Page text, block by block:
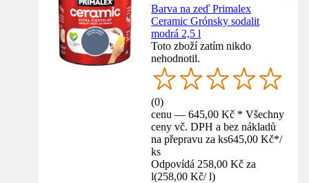
Barva na zeď Primalex
Ceramic Grónsky sodalit
modrá 2,5 l
Toto zboží zatím nikdo
nehodnotil.
(0)
cenu — 645,00 Kč * Všechny
ceny vč. DPH a bez nákladů
na přepravu za ks645,00 Kč*/
ks
Odpovídá 258,00 Kč za
l(258,00 Kč/ l)